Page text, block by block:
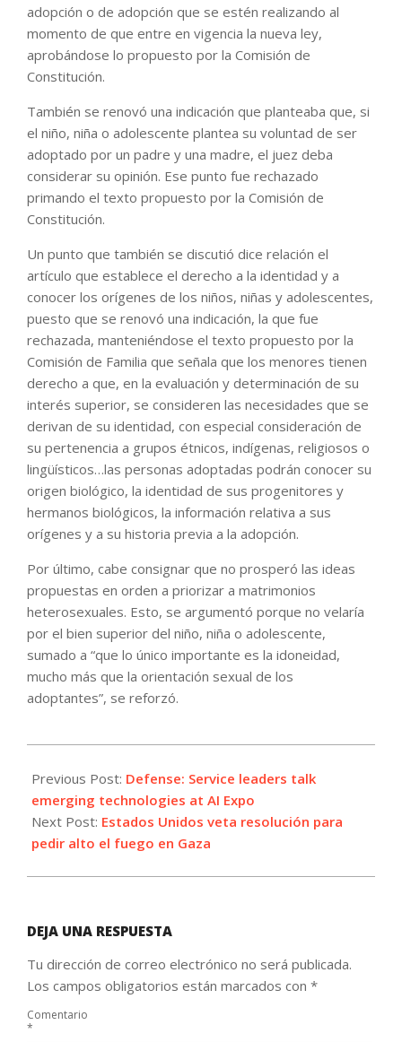
adopción o de adopción que se estén realizando al
momento de que entre en vigencia la nueva ley,
aprobándose lo propuesto por la Comisión de
Constitución.
También se renovó una indicación que planteaba que, si
el niño, niña o adolescente plantea su voluntad de ser
adoptado por un padre y una madre, el juez deba
considerar su opinión. Ese punto fue rechazado
primando el texto propuesto por la Comisión de
Constitución.
Un punto que también se discutió dice relación el
artículo que establece el derecho a la identidad y a
conocer los orígenes de los niños, niñas y adolescentes,
puesto que se renovó una indicación, la que fue
rechazada, manteniéndose el texto propuesto por la
Comisión de Familia que señala que los menores tienen
derecho a que, en la evaluación y determinación de su
interés superior, se consideren las necesidades que se
derivan de su identidad, con especial consideración de
su pertenencia a grupos étnicos, indígenas, religiosos o
lingüísticos…las personas adoptadas podrán conocer su
origen biológico, la identidad de sus progenitores y
hermanos biológicos, la información relativa a sus
orígenes y a su historia previa a la adopción.
Por último, cabe consignar que no prosperó las ideas
propuestas en orden a priorizar a matrimonios
heterosexuales. Esto, se argumentó porque no velaría
por el bien superior del niño, niña o adolescente,
sumado a “que lo único importante es la idoneidad,
mucho más que la orientación sexual de los
adoptantes”, se reforzó.
06-
04
Previous Post: Defense: Service leaders talk
emerging technologies at AI Expo
Next Post: Estados Unidos veta resolución para
pedir alto el fuego en Gaza
DEJA UNA RESPUESTA
Tu dirección de correo electrónico no será publicada.
Los campos obligatorios están marcados con *
Comentario
*